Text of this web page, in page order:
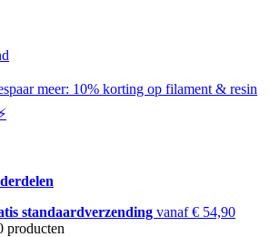
meer: ​​10% korting op filament & resin
standaardverzending vanaf € 54,90
producten